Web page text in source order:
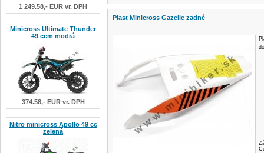
1 249.58,- EUR vr. DPH
Minicross Ultimate Thunder
49 ccm modrá
374.58,- EUR vr. DPH
Nitro minicross Apollo 49 cc
zelená
Plast Minicross Gazelle zadné